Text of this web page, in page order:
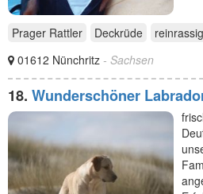
Prager Rattler Deckrüde reinrassig
01612 Nünchritz - Sachsen
18. Wunderschöner
bewiesen und getestet